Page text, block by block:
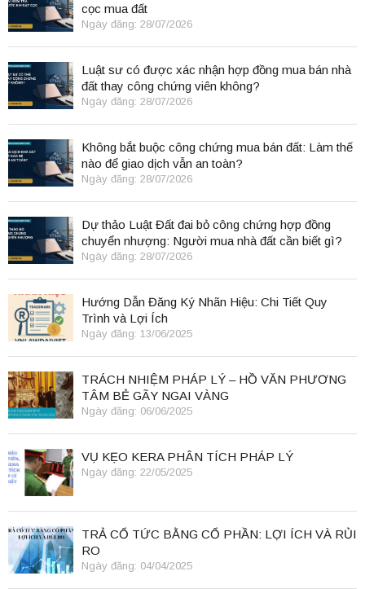
cọc mua đất
Ngày đăng: 28/07/2026
Luật sư có được xác nhận hợp đồng mua bán nhà
đất thay công chứng viên không?
Ngày đăng: 28/07/2026
Không bắt buộc công chứng mua bán đất: Làm thế
nào để giao dịch vẫn an toàn?
Ngày đăng: 28/07/2026
Dự thảo Luật Đất đai bỏ công chứng hợp đồng
chuyển nhượng: Người mua nhà đất cần biết gì?
Ngày đăng: 28/07/2026
Hướng Dẫn Đăng Ký Nhãn Hiệu: Chi Tiết Quy
Trình và Lợi Ích
Ngày đăng: 13/06/2025
TRÁCH NHIỆM PHÁP LÝ – HỒ VĂN PHƯƠNG
TÂM BẺ GÃY NGAI VÀNG
Ngày đăng: 06/06/2025
VỤ KẸO KERA PHÂN TÍCH PHÁP LÝ
Ngày đăng: 22/05/2025
TRẢ CỔ TỨC BẰNG CỔ PHẦN: LỢI ÍCH VÀ RỦI
RO
Ngày đăng: 04/04/2025